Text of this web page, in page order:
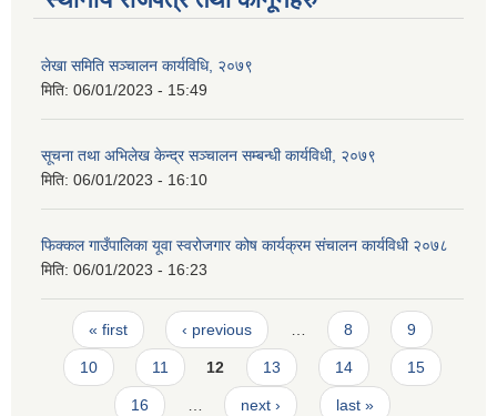
लेखा समिति सञ्चालन कार्यविधि, २०७९
मिति: 06/01/2023 - 15:49
सूचना तथा अभिलेख केन्द्र सञ्चालन सम्बन्धी कार्यविधी, २०७९
मिति: 06/01/2023 - 16:10
फिक्कल गाउँपालिका यूवा स्वरोजगार कोष कार्यक्रम संचालन कार्यविधी २०७८
मिति: 06/01/2023 - 16:23
Pages
« first ‹ previous … 8 9
10 11 12 13 14 15
16 … next › last »